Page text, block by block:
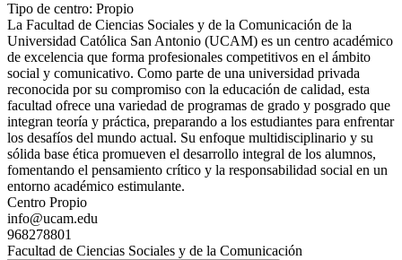
Tipo de centro: Propio
La Facultad de Ciencias Sociales y de la Comunicación de la
Universidad Católica San Antonio (UCAM) es un centro académico
de excelencia que forma profesionales competitivos en el ámbito
social y comunicativo. Como parte de una universidad privada
reconocida por su compromiso con la educación de calidad, esta
facultad ofrece una variedad de programas de grado y posgrado que
integran teoría y práctica, preparando a los estudiantes para enfrentar
los desafíos del mundo actual. Su enfoque multidisciplinario y su
sólida base ética promueven el desarrollo integral de los alumnos,
fomentando el pensamiento crítico y la responsabilidad social en un
entorno académico estimulante.
Centro Propio
info@ucam.edu
968278801
Facultad de Ciencias Sociales y de la Comunicación